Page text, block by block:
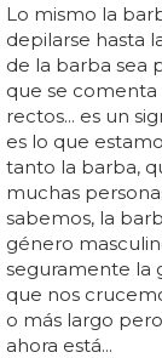
Lo mismo la
depilarse hasta
de la barba sea
que se comenta
rectos... es un
es lo que
tanto la barba,
muchas
sabemos, la
género
seguramente la
que nos
o más largo
ahora está...